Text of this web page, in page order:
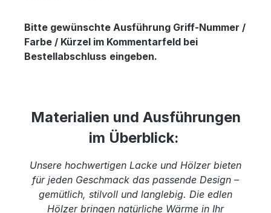
Bitte gewünschte Ausführung Griff-Nummer /
Farbe / Kürzel im Kommentarfeld bei
Bestellabschluss eingeben.
Materialien und Ausführungen
im Überblick:
Unsere hochwertigen Lacke und Hölzer bieten
für jeden Geschmack das passende Design –
gemütlich, stilvoll und langlebig. Die edlen
Hölzer bringen natürliche Wärme in Ihr